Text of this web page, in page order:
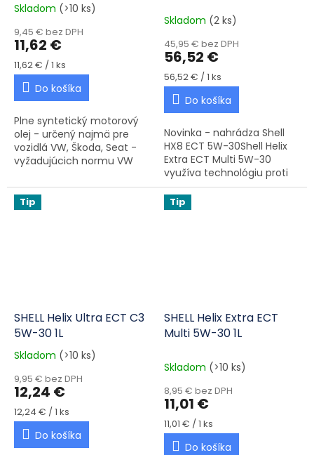
Priemerné hodnotenie produktu je 5,0 z 5 hviezdičiek.
Skladom (>10 ks)
9,45 € bez DPH
11,62 €
Jednotková cena:
11,62 € / 1 ks
Do košíka
Plne syntetický motorový
olej - určený najmä pre
vozidlá VW, Škoda, Seat -
vyžadujúcich normu VW
ako pre LongLife servisy tak
aj pre skrátené intervaly.
Skladom (2 ks)
45,95 € bez DPH
56,52 €
Jednotková cena:
56,52 € / 1 ks
Do košíka
Novinka - nahrádza Shell
HX8 ECT 5W-30Shell Helix
Extra ECT Multi 5W-30
využíva technológiu proti
trenia, ktorá pomáha
znižovať trenie motora a
poskytuje lepšiu spotrebu
Tip
SHELL Helix Ultra ECT C3
5W-30 1L
Priemerné hodnotenie produktu je 5,0 z 5 hviezdičiek.
Skladom (>10 ks)
9,95 € bez DPH
12,24 €
Jednotková cena:
12,24 € / 1 ks
Do košíka
Tip
SHELL Helix Extra ECT
Multi 5W-30 1L
Skladom (>10 ks)
8,95 € bez DPH
11,01 €
Jednotková cena:
11,01 € / 1 ks
Do košíka